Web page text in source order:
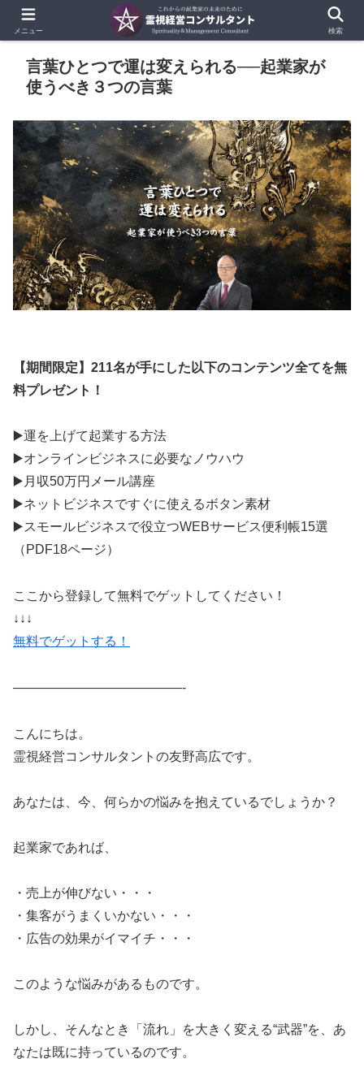
言葉ひとつで運は変えられる──起業家が
使うべき３つの言葉
【期間限定】211名が手にした以下のコンテンツ全てを無
料プレゼント！
▶️運を上げて起業する方法
▶️オンラインビジネスに必要なノウハウ
▶️月収50万円メール講座
▶️ネットビジネスですぐに使えるボタン素材
▶️スモールビジネスで役立つWEBサービス便利帳15選
（PDF18ページ）
ここから登録して無料でゲットしてください！
↓↓↓
無料でゲットする！
—————————————-​
​​​こんにちは。
​霊視経営コンサルタントの友野高広です。
​あなたは、今、何らかの悩みを抱えているでしょうか？
​起業家であれば、
​・売上が伸びない・・・
​・集客がうまくいかない・・・
​・広告の効果がイマイチ・・・
​このような悩みがあるものです。
​しかし、そんなとき「流れ」を大きく変える“武器”を、あ
なたは既に持っているのです。
メニュー 検索